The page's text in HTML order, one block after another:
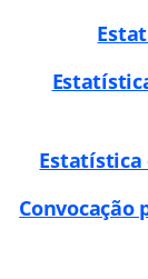
Estatística
Convocação